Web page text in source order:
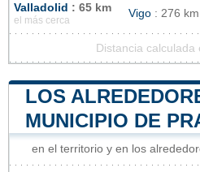
Valladolid : 65 km
el más cerca
Vigo : 276 km
Distancia calculada
LOS
MUNICIPIO DE
en el territorio y en los